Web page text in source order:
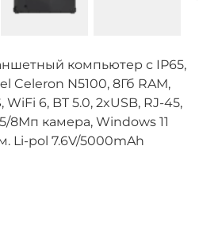
компьютер с IP65,
Celeron N5100, 8Гб RAM,
WiFi 6, BT 5.0, 2xUSB, RJ-45,
8Мп камера, Windows 11
Li-pol 7.6V/5000mAh